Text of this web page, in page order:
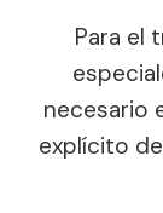
Para el
necesario
explícito